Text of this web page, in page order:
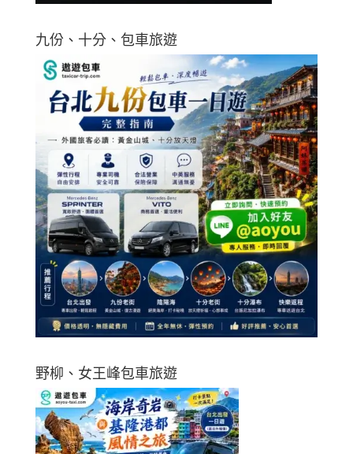
九份、十分、包車旅遊
野柳、女王峰包車旅遊